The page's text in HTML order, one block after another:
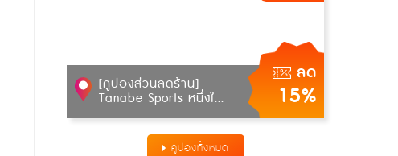
ลด
15%
[คูปองส่วนลดร้าน]
Tanabe Sports หนึ่งใ...
คูปองทั้งหมด